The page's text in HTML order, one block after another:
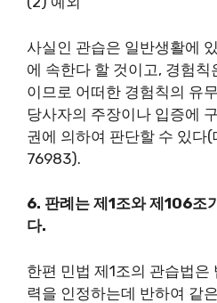
사실인 관습은 일반생활에
에 속한다 할 것이고, 경험칙
이므로 어떠한 경험칙의 유
당사자의 주장이나 입증에
권에 의하여 판단할 수 있다(
76983).
6. 판례는 제1조와 제106조
다.
한편 민법 제1조의 관습법은
력을 인정하는데 반하여 같